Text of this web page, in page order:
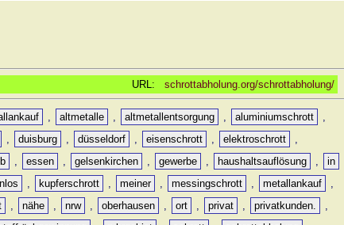
URL: schrottabholung.org/schrottabholung/
, altmetalle , altmetallentsorgung , aluminiumschrott
,
, duisburg , düsseldorf , eisenschrott , elektroschrott
,
, essen , gelsenkirchen , gewerbe , haushaltsauflösung ,
in
, kupferschrott , meiner , messingschrott , metallankauf
,
, nähe , nrw , oberhausen , ort , privat , privatkunden.
,